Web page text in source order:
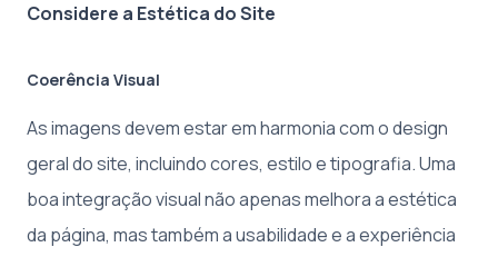
Considere a Estética do Site
Coerência Visual
As imagens devem estar em harmonia com o design
geral do site, incluindo cores, estilo e tipografia. Uma
boa integração visual não apenas melhora a estética
da página, mas também a usabilidade e a experiência